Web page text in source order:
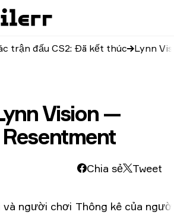
trận đấu CS2: Đã kết thúc Lynn
Vision —
Chia sẻ Tweet
và người chơi Thông kê của